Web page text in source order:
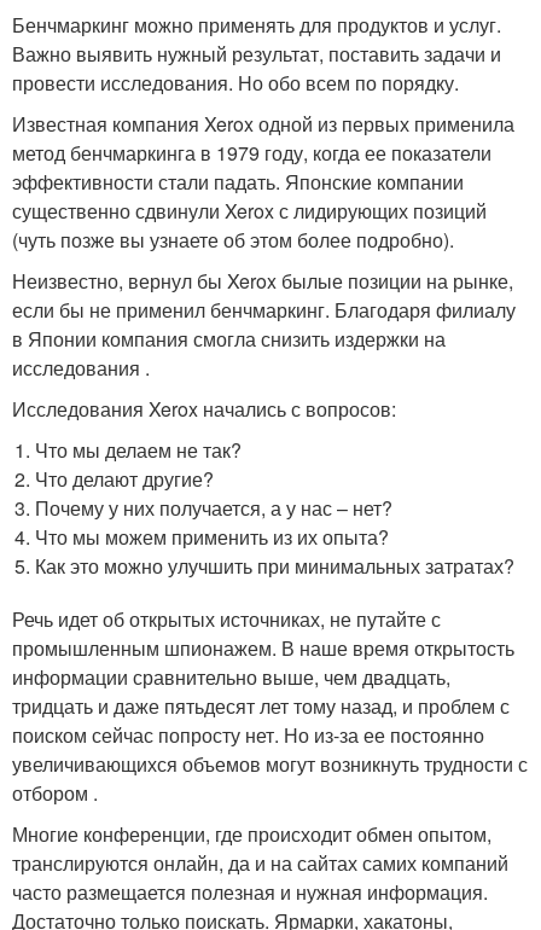
Бенчмаркинг можно применять для продуктов и услуг.
Важно выявить нужный результат, поставить задачи и
провести исследования. Но обо всем по порядку.
Известная компания Xerox одной из первых применила
метод бенчмаркинга в 1979 году, когда ее показатели
эффективности стали падать. Японские компании
существенно сдвинули Xerox с лидирующих позиций
(чуть позже вы узнаете об этом более подробно).
Неизвестно, вернул бы Xerox былые позиции на рынке,
если бы не применил бенчмаркинг. Благодаря филиалу
в Японии компания смогла снизить издержки на
исследования .
Исследования Xerox начались с вопросов:
Что мы делаем не так?
Что делают другие?
Почему у них получается, а у нас – нет?
Что мы можем применить из их опыта?
Как это можно улучшить при минимальных затратах?
Речь идет об открытых источниках, не путайте с
промышленным шпионажем. В наше время открытость
информации сравнительно выше, чем двадцать,
тридцать и даже пятьдесят лет тому назад, и проблем с
поиском сейчас попросту нет. Но из-за ее постоянно
увеличивающихся объемов могут возникнуть трудности с
отбором .
Многие конференции, где происходит обмен опытом,
транслируются онлайн, да и на сайтах самих компаний
часто размещается полезная и нужная информация.
Достаточно только поискать. Ярмарки, хакатоны,